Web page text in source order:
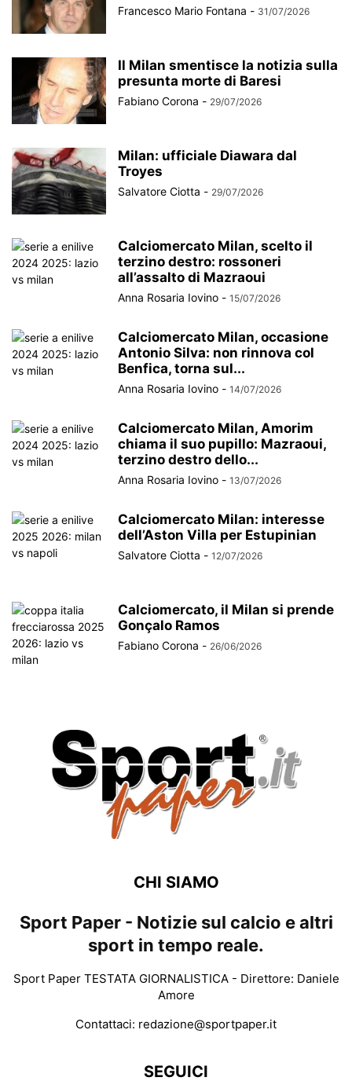
Francesco Mario Fontana - 31/07/2026
Il Milan smentisce la notizia sulla
presunta morte di Baresi
Fabiano Corona - 29/07/2026
Milan: ufficiale Diawara dal
Troyes
Salvatore Ciotta - 29/07/2026
Calciomercato Milan, scelto il
terzino destro: rossoneri
all’assalto di Mazraoui
Anna Rosaria Iovino - 15/07/2026
Calciomercato Milan, occasione
Antonio Silva: non rinnova col
Benfica, torna sul...
Anna Rosaria Iovino - 14/07/2026
Calciomercato Milan, Amorim
chiama il suo pupillo: Mazraoui,
terzino destro dello...
Anna Rosaria Iovino - 13/07/2026
Calciomercato Milan: interesse
dell’Aston Villa per Estupinian
Salvatore Ciotta - 12/07/2026
Calciomercato, il Milan si prende
Gonçalo Ramos
Fabiano Corona - 26/06/2026
CHI SIAMO
Sport Paper - Notizie sul calcio e altri
sport in tempo reale.
Sport Paper TESTATA GIORNALISTICA - Direttore: Daniele
Amore
Contattaci: redazione@sportpaper.it
SEGUICI